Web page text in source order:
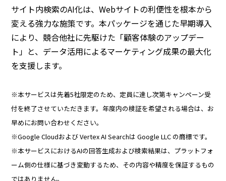
サイト内検索のAI化は、Webサイトの利便性を根本から
変える強力な施策です。本パッケージを通じた早期導入
により、競合他社に先駆けた「顧客体験のアップデー
ト」と、データ活用によるマーケティング成果の最大化
を支援します。
※本サービスは先着5社限定のため、定員に達し次第キャンペーン受
付を終了させていただきます。年度内の検証を希望される場合は、お
早めにお問い合わせください。
※Google Cloudおよび Vertex AI Searchは Google LLC の商標です。
※本サービスにおけるAIの回答生成および検索結果は、プラットフォ
ーム側の仕様に基づき変動するため、その内容や精度を保証するもの
ではありません。